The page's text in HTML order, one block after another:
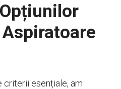
criterii esențiale, am